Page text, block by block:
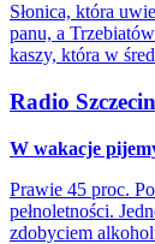
Słonica, która
panu, a
kaszy, która w
Radio
W wakacje
Prawie 45 proc.
pełnoletności.
zdobyciem